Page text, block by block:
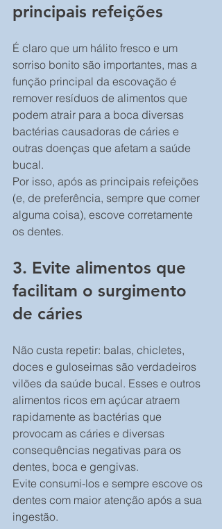
principais refeições
É claro que um hálito fresco e um
sorriso bonito são importantes, mas a
função principal da escovação é
remover resíduos de alimentos que
podem atrair para a boca diversas
bactérias causadoras de cáries e
outras doenças que afetam a saúde
bucal.
Por isso, após as principais refeições
(e, de preferência, sempre que comer
alguma coisa), escove corretamente
os dentes.
3. Evite alimentos que
facilitam o surgimento
de cáries
Não custa repetir: balas, chicletes,
doces e guloseimas são verdadeiros
vilões da saúde bucal. Esses e outros
alimentos ricos em açúcar atraem
rapidamente as bactérias que
provocam as cáries e diversas
consequências negativas para os
dentes, boca e gengivas.
Evite consumi-los e sempre escove os
dentes com maior atenção após a sua
ingestão.